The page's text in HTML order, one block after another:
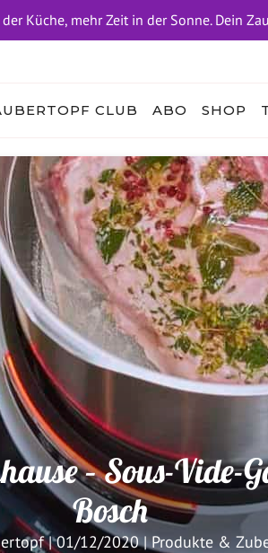
CLUB ABO SHOP
– Sous-Vide-
Bosch
|01/12/2020|Produkte &
Küche, mehr Zeit in der Sonne. Dein